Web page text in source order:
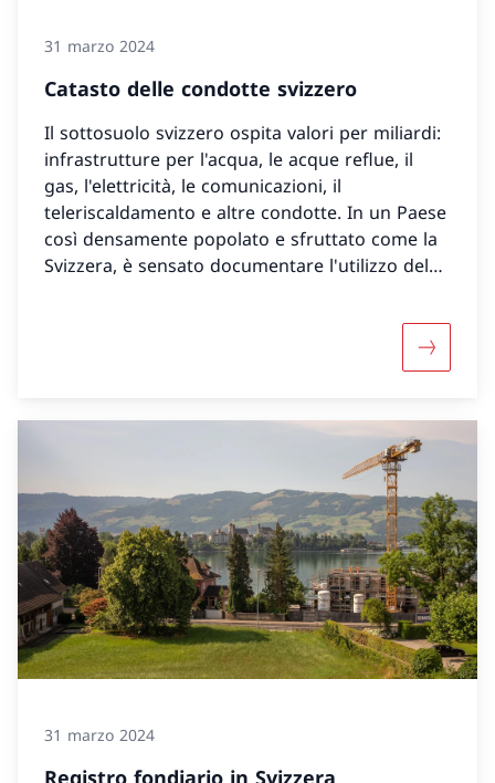
31 marzo 2024
Catasto delle condotte svizzero
Il sottosuolo svizzero ospita valori per miliardi:
infrastrutture per l'acqua, le acque reflue, il
gas, l'elettricità, le comunicazioni, il
teleriscaldamento e altre condotte. In un Paese
così densamente popolato e sfruttato come la
Svizzera, è sensato documentare l'utilizzo del
31 marzo 2024
Registro fondiario in Svizzera